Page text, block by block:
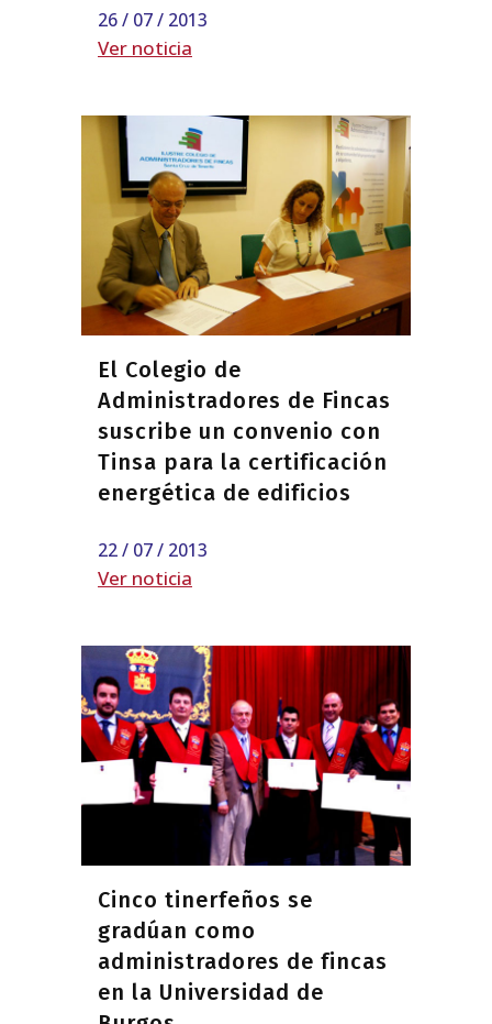
26 / 07 / 2013
Ver noticia
El Colegio de
Administradores de Fincas
suscribe un convenio con
Tinsa para la certificación
energética de edificios
22 / 07 / 2013
Ver noticia
Cinco tinerfeños se
gradúan como
administradores de fincas
en la Universidad de